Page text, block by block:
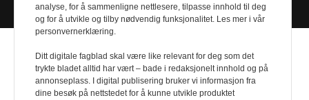
analyse, for å sammenligne nettlesere, tilpasse innhold til deg
og for å utvikle og tilby nødvendig funksjonalitet. Les mer i vår
personvernerklæring.
Ditt digitale fagblad skal være like relevant for deg som det
trykte bladet alltid har vært – bade i redaksjonelt innhold og på
annonseplass. I digital publisering bruker vi informasjon fra
dine besøk på nettstedet for å kunne utvikle produktet